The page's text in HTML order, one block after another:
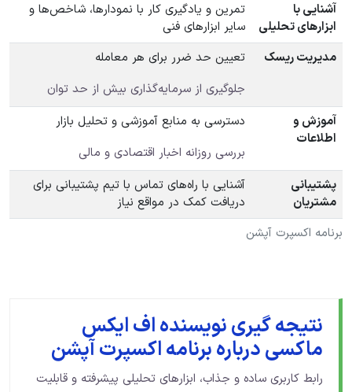
برنامه اکسپرت آپشن
آشنایی با
ابزارهای تحلیلی
تمرین و یادگیری کار با نمودارها، شاخص‌ها و
سایر ابزارهای فنی
مدیریت ریسک
تعیین حد ضرر برای هر معامله
جلوگیری از سرمایه‌گذاری بیش از حد توان
آموزش و
اطلاعات
دسترسی به منابع آموزشی و تحلیل بازار
بررسی روزانه اخبار اقتصادی و مالی
پشتیبانی
مشتریان
آشنایی با راه‌های تماس با تیم پشتیبانی برای
دریافت کمک در مواقع نیاز
نتیجه گیری نویسنده اف ایکس
ماکسی درباره برنامه اکسپرت آپشن
رابط کاربری ساده و جذاب، ابزارهای تحلیلی پیشرفته و قابلیت